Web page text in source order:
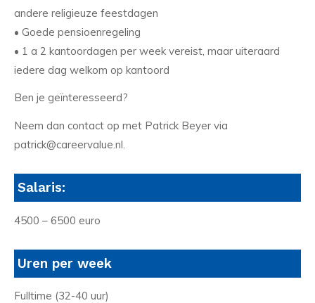
andere religieuze feestdagen
• Goede pensioenregeling
• 1 a 2 kantoordagen per week vereist, maar uiteraard
iedere dag welkom op kantoord
Ben je geïnteresseerd?
Neem dan contact op met Patrick Beyer via
patrick@careervalue.nl.
Salaris:
4500 – 6500 euro
Uren per week
Fulltime (32-40 uur)